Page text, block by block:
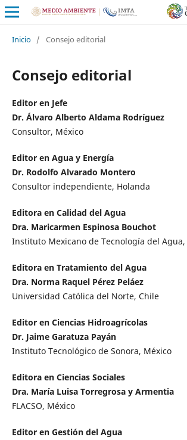
Inicio / Consejo editorial
Consejo editorial
Editor en Jefe
Dr. Álvaro Alberto Aldama Rodríguez
Consultor, México
Editor en Agua y Energía
Dr. Rodolfo Alvarado Montero
Consultor independiente, Holanda
Editora en Calidad del Agua
Dra. Maricarmen Espinosa Bouchot
Instituto Mexicano de Tecnología del Agua,
Editora en Tratamiento del Agua
Dra. Norma Raquel Pérez Peláez
Universidad Católica del Norte, Chile
Editor en Ciencias Hidroagrícolas
Dr. Jaime Garatuza Payán
Instituto Tecnológico de Sonora, México
Editora en Ciencias Sociales
Dra. María Luisa Torregrosa y Armentia
FLACSO, México
Editor en Gestión del Agua